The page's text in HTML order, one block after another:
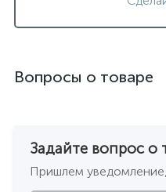
Вопросы о товаре
Задайте вопрос о
Пришлем уведомление,